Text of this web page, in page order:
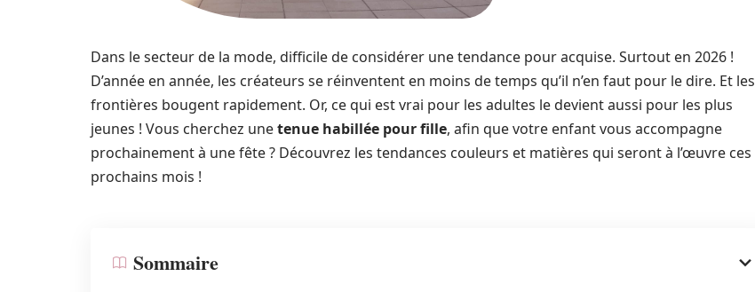
Dans le secteur de la mode, difficile de considérer une tendance pour acquise. Surtout en 2026 !
D’année en année, les créateurs se réinventent en moins de temps qu’il n’en faut pour le dire. Et les
frontières bougent rapidement. Or, ce qui est vrai pour les adultes le devient aussi pour les plus
jeunes ! Vous cherchez unetenue habillée pour fille, afin que votre enfant vous accompagne
prochainement à une fête ? Découvrez les tendances couleurs et matières qui seront à l’œuvre ces
prochains mois !
Sommaire